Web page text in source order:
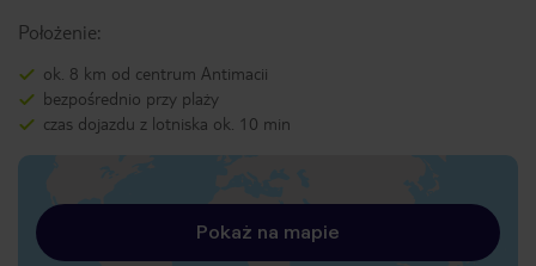
Położenie:
ok. 8 km od centrum Antimacii
bezpośrednio przy plaży
czas dojazdu z lotniska ok. 10 min
Pokaż na mapie